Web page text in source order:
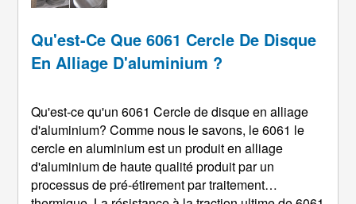
Qu'est-Ce Que 6061 Cercle De Disque
En Alliage D'aluminium ?
Qu'est-ce qu'un 6061 Cercle de disque en alliage
d'aluminium? Comme nous le savons, le 6061 le
cercle en aluminium est un produit en alliage
d'aluminium de haute qualité produit par un
processus de pré-étirement par traitement